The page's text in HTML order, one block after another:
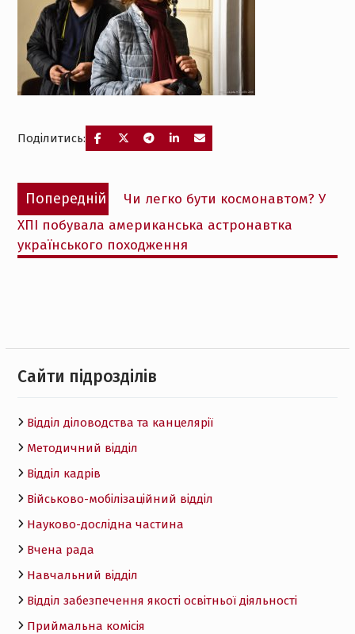
Поділитись:
Навігація
записів
Попередній
Попередній
запис:
Чи легко бути космонавтом? У
ХПІ побувала американська астронавтка
українського походження
Cайти підрозділів
Відділ діловодства та канцелярії
Методичний відділ
Відділ кадрів
Військово-мобілізаційний відділ
Науково-дослідна частина
Вчена рада
Навчальний відділ
Відділ забезпечення якості освітньої діяльності
Приймальна комісія